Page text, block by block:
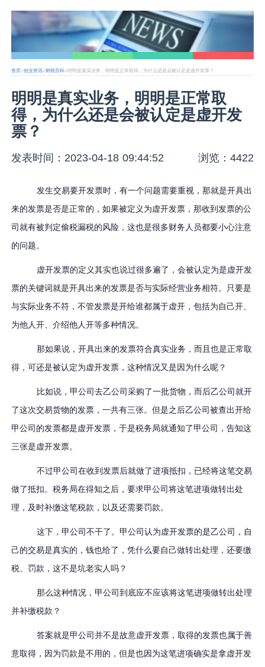
首页>创业资讯>财税百科>明明是真实业务，明明是正常取得，为什么还是会被认定是虚开发票？
明明是真实业务，明明是正常取
得，为什么还是会被认定是虚开发
票？
发表时间：2023-04-18 09:44:52 浏览：4422
发生交易要开发票时，有一个问题需要重视，那就是开具出
来的发票是否是正常的，如果被定义为虚开发票，那收到发票的公
司就有被判定偷税漏税的风险，这也是很多财务人员都要小心注意
的问题。
虚开发票的定义其实也说过很多遍了，会被认定为是虚开发
票的关键词就是开具出来的发票是否与实际经营业务相符。只要是
与实际业务不符，不管发票是开给谁都属于虚开，包括为自己开、
为他人开、介绍他人开等多种情况。
那如果说，开具出来的发票符合真实业务，而且也是正常取
得，可还是被认定为虚开发票，这种情况又是因为什么呢？
比如说，甲公司去乙公司采购了一批货物，而后乙公司就开
了这次交易货物的发票，一共有三张。但是之后乙公司被查出开给
甲公司的发票都是虚开发票，于是税务局就通知了甲公司，告知这
三张是虚开发票。
不过甲公司在收到发票后就做了进项抵扣，已经将这笔交易
做了抵扣。税务局在得知之后，要求甲公司将这笔进项做转出处
理，及时补缴这笔税款，以及还需要罚款。
这下，甲公司不干了。甲公司认为虚开发票的是乙公司，自
己的交易是真实的，钱也给了，凭什么要自己做转出处理，还要缴
税、罚款，这不是坑老实人吗？
那么这种情况，甲公司到底应不应该将这笔进项做转出处理
并补缴税款？
答案就是甲公司并不是故意虚开发票，取得的发票也属于善
意取得，因为罚款是不用的，但是也因为这笔进项确实是拿虚开发